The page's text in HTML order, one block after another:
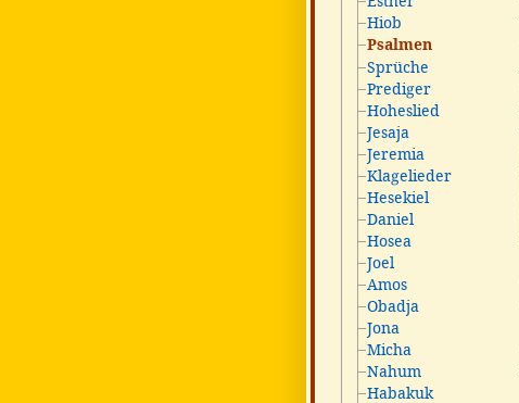
Hiob
Psalmen
Sprüche
Prediger
Hoheslied
Jesaja
Jeremia
Klagelieder
Hesekiel
Daniel
Hosea
Joel
Amos
Obadja
Jona
Micha
Nahum
Habakuk